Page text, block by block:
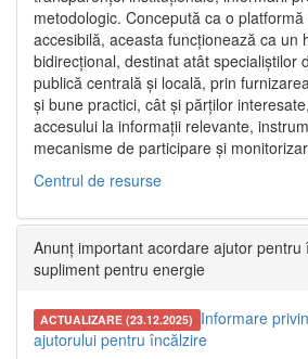
metodologic. Concepută ca o
accesibilă, aceasta funcționează ca un
bidirecțional, destinat atât specialiștilor
publică centrală și locală, prin
și bune practici, cât și părților
accesului la informații relevante,
mecanisme de participare și
Centrul de resurse
Anunț important acordare ajutor pentru
supliment pentru energie
ACTUALIZARE (23.12.2025) Informare
ajutorului pentru încălzire